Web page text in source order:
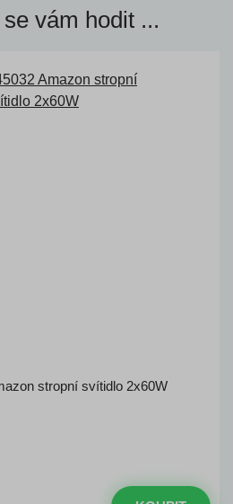
vám hodit ...
stropní svítidlo 2x60W